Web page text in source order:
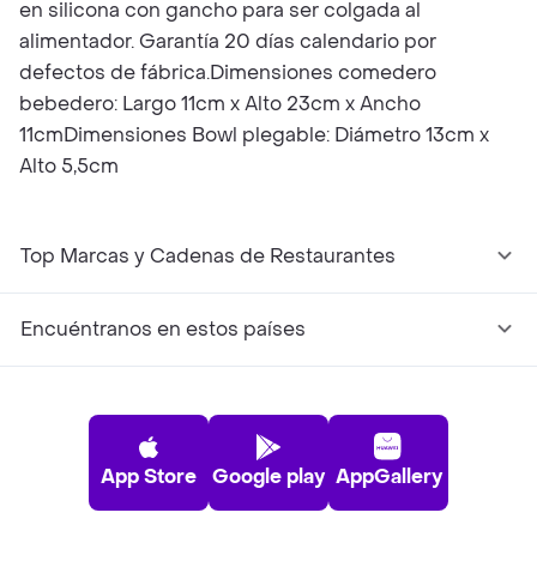
en silicona con gancho para ser colgada al
alimentador. Garantía 20 días calendario por
defectos de fábrica.Dimensiones comedero
bebedero: Largo 11cm x Alto 23cm x Ancho
11cmDimensiones Bowl plegable: Diámetro 13cm x
Alto 5,5cm
Top Marcas y Cadenas de Restaurantes
Encuéntranos en estos países
App Store Google play AppGallery